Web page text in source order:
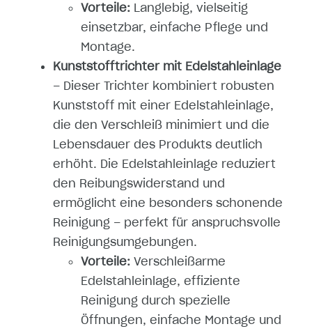
Vorteile: Langlebig, vielseitig
einsetzbar, einfache Pflege und
Montage.
Kunststofftrichter mit Edelstahleinlage
– Dieser Trichter kombiniert robusten
Kunststoff mit einer Edelstahleinlage,
die den Verschleiß minimiert und die
Lebensdauer des Produkts deutlich
erhöht. Die Edelstahleinlage reduziert
den Reibungswiderstand und
ermöglicht eine besonders schonende
Reinigung – perfekt für anspruchsvolle
Reinigungsumgebungen.
Vorteile: Verschleißarme
Edelstahleinlage, effiziente
Reinigung durch spezielle
Öffnungen, einfache Montage und